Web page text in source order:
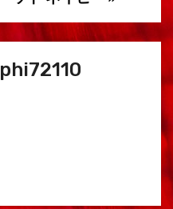
phi72110